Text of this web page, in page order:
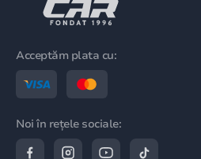
Acceptăm plata cu:
Noi în rețele sociale: